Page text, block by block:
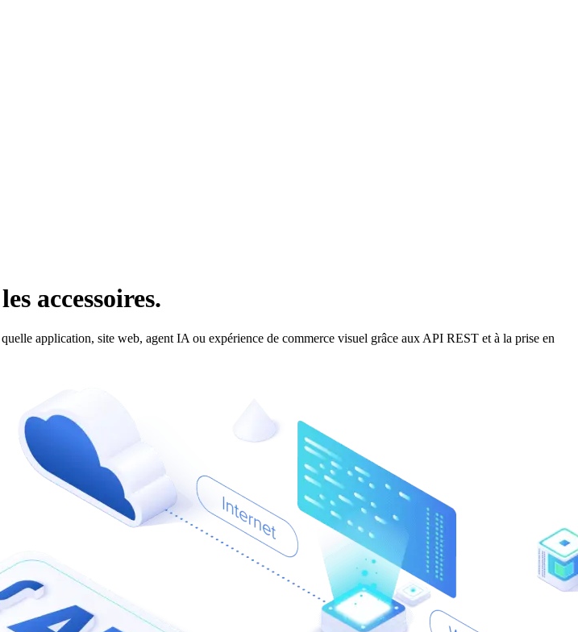
accessoires.
application, site web, agent IA ou expérience de commerce visuel grâce aux API REST et à la prise en